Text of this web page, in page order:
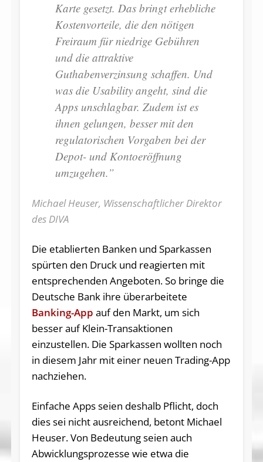
Karte gesetzt. Das bringt erhebliche
Kostenvorteile, die den nötigen
Freiraum für niedrige Gebühren
und die attraktive
Guthabenverzinsung schaffen. Und
was die Usability angeht, sind die
Apps unschlagbar. Zudem ist es
ihnen gelungen, besser mit den
regulatorischen Vorgaben bei der
Depot- und Kontoeröffnung
umzugehen.”
Michael Heuser, Wissenschaftlicher Direktor
des DIVA
Die etablierten Banken und Sparkassen
spürten den Druck und reagierten mit
entsprechenden Angeboten. So bringe die
Deutsche Bank ihre überarbeitete
Banking-App auf den Markt, um sich
besser auf Klein-Transaktionen
einzustellen. Die Sparkassen wollten noch
in diesem Jahr mit einer neuen Trading-App
nachziehen.
Einfache Apps seien deshalb Pflicht, doch
dies sei nicht ausreichend, betont Michael
Heuser. Von Bedeutung seien auch
Abwicklungsprozesse wie etwa die